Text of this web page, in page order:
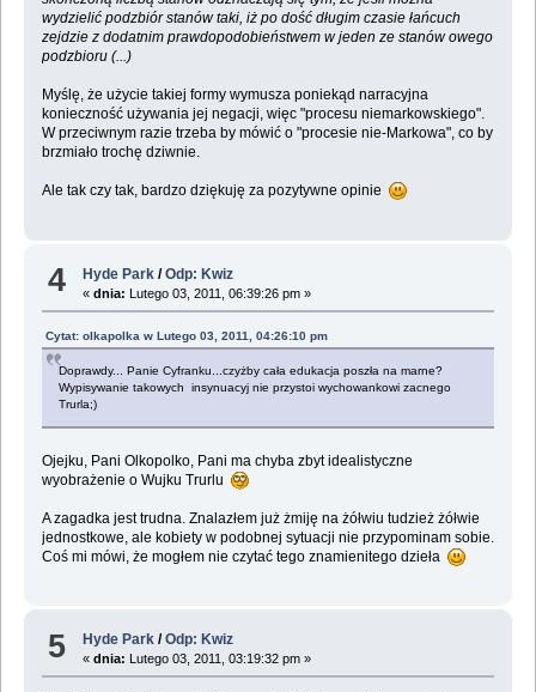
wydzielić podzbiór stanów taki, iż po dość długim czasie łańcuch
zejdzie z dodatnim prawdopodobieństwem w jeden ze stanów owego
podzbioru (...)
Myślę, że użycie takiej formy wymusza poniekąd narracyjna
konieczność używania jej negacji, więc "procesu niemarkowskiego".
W przeciwnym razie trzeba by mówić o "procesie nie-Markowa", co by
brzmiało trochę dziwnie.
Ale tak czy tak, bardzo dziękuję za pozytywne opinie
4 Hyde Park /Odp: Kwiz
«dnia: Lutego 03, 2011, 06:39:26 pm »
Cytat: olkapolka w Lutego 03, 2011, 04:26:10 pm
Doprawdy... Panie Cyfranku...czyżby cała edukacja poszła na marne?
Wypisywanie takowych insynuacyj nie przystoi wychowankowi zacnego
Trurla;)
Ojejku, Pani Olkopolko, Pani ma chyba zbyt idealistyczne
wyobrażenie o Wujku Trurlu
A zagadka jest trudna. Znalazłem już żmiję na żółwiu tudzież żółwie
jednostkowe, ale kobiety w podobnej sytuacji nie przypominam sobie.
Coś mi mówi, że mogłem nie czytać tego znamienitego dzieła
5 Hyde Park /Odp: Kwiz
«dnia: Lutego 03, 2011, 03:19:32 pm »